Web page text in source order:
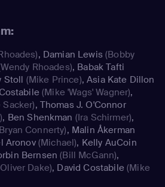
, Damian Lewis (Bobby
Rhoades), Babak Tafti
Stoll (Mike Prince),Asia Kate Dillon
(Mike 'Wags' Wagner),
Sacker), Thomas J. O'Connor
, Ben Shenkman (Ira Schirmer),
Connerty), Malin Åkerman
Aronov(Michael), Kelly AuCoin
Bernsen (Bill McGann),
Dake), David Costabile (Mike